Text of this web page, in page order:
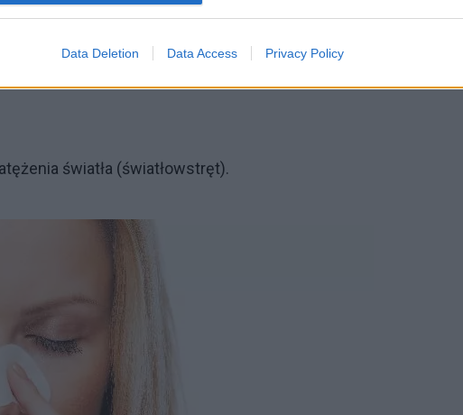
Data Deletion Data Access Privacy Policy
światła (światłowstręt).